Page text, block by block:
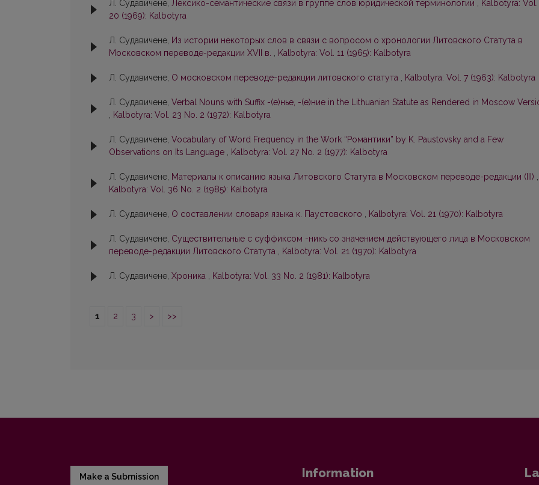
Л. Судавичене, Лексико-семантические связи в группе слов юридической терминологии , Kalbotyra: Vol.
20 (1969): Kalbotyra
Л. Судавичене, Из истории некоторых слов в связи с вопросом о хронологии Литовского Статута в
Московском переводе-редакции XVII в. , Kalbotyra: Vol. 11 (1965): Kalbotyra
Л. Судавичене, О московском переводе-редакции литовского статута , Kalbotyra: Vol. 7 (1963): Kalbotyra
Л. Судавичене, Verbal Nouns with Suffix -(е)нье, -(е)ние in the Lithuanian Statute as Rendered in Moscow
, Kalbotyra: Vol. 23 No. 2 (1972): Kalbotyra
Л. Судавичене, Vocabulary of Word Frequency in the Work “Романтики” by K. Paustovsky and a Few
Observations on Its Language , Kalbotyra: Vol. 27 No. 2 (1977): Kalbotyra
Л. Судавичене, Материалы к описанию языка Литовского Статута в Московском переводе-редакции (III) ,
Kalbotyra: Vol. 36 No. 2 (1985): Kalbotyra
Л. Судавичене, О составлении словаря языка к. Паустовского , Kalbotyra: Vol. 21 (1970): Kalbotyra
Л. Судавичене, Существительные с суффиксом -никъ со значением действующего лица в Московском
переводе-редакции Литовского Статута , Kalbotyra: Vol. 21 (1970): Kalbotyra
Л. Судавичене, Хроника , Kalbotyra: Vol. 33 No. 2 (1981): Kalbotyra
1 2 3 > >>
Make a Submission Information